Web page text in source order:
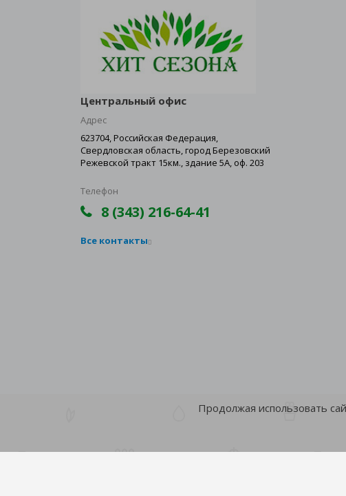
Центральный офис
Адрес
623704, Российская Федерация,
Свердловская область, город Березовский
Режевской тракт 15км., здание 5А, оф. 203
Телефон
8 (343) 216-64-41
Все контакты
Продолжая использовать